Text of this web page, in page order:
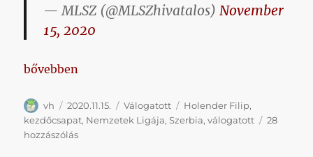
— MLSZ (@MLSZhivatalos)November
15, 2020
„Holender kezd a szerbek ellen”
bővebben
Szerző
vh Közzétéve
2020.11.15. Kategória
Válogatott Címke
Holender Filip,
kezdőcsapat, Nemzetek Ligája,Szerbia,válogatott
28
hozzászólásHolender